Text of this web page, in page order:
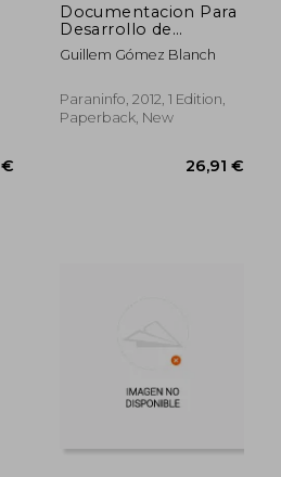
Documentacion Para
Desarrollo de
Proyectos
Instalaciones so (in
Guillem Gómez Blanch
Paraninfo, 2012, 1 Edition,
Paperback, New